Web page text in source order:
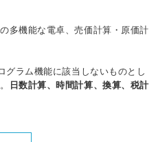
多機能な電卓、売価計算・原価計
グラム機能に該当しないものとし
日数計算、時間計算、換算、税計